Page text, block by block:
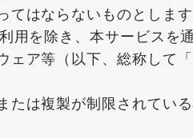
はならないものとします
用を除き、本サービスを
ア等（以下、総称して
は複製が制限されてい